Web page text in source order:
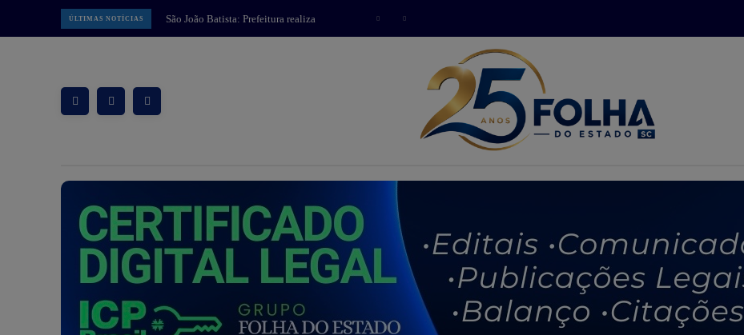
ÚLTIMAS NOTÍCIAS
Balneário Camboriú: Núcleos de
Educação Infantil de BC realizam